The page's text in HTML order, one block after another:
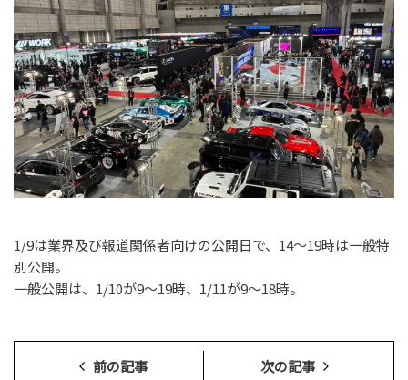
1/9は業界及び報道関係者向けの公開日で、14～19時は一般特
別公開。
一般公開は、1/10が9～19時、1/11が9～18時。
前の記事 次の記事